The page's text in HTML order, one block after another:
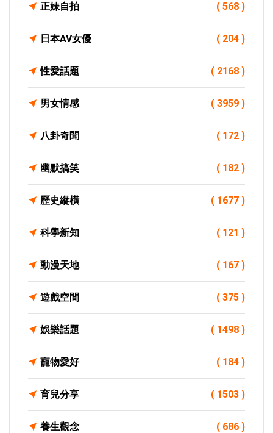
正妹自拍 ( 568 )
日本AV女優 ( 204 )
性愛話題 ( 2168 )
男女情感 ( 3959 )
八卦奇聞 ( 172 )
幽默搞笑 ( 182 )
歷史縱橫 ( 1677 )
科學新知 ( 121 )
動漫天地 ( 167 )
遊戲空間 ( 375 )
娛樂話題 ( 1498 )
寵物愛好 ( 184 )
育兒分享 ( 1503 )
養生觀念 ( 686 )